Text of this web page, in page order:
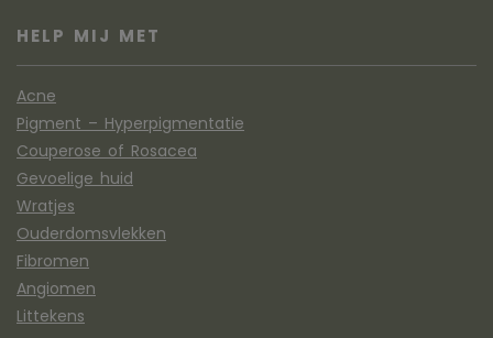
HELP MIJ MET
Acne
Pigment – Hyperpigmentatie
Couperose of Rosacea
Gevoelige huid
Wratjes
Ouderdomsvlekken
Fibromen
Angiomen
Littekens